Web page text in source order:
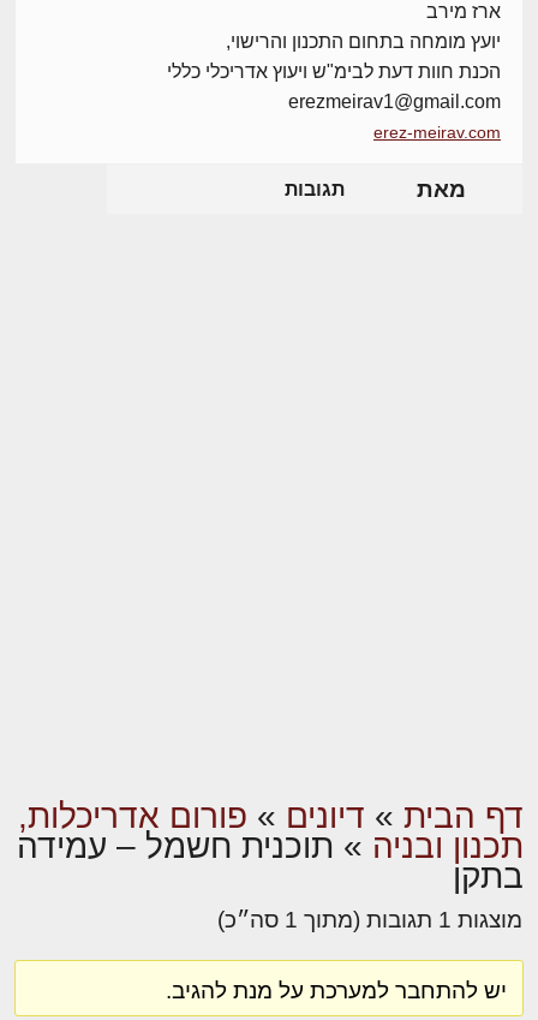
ארז מירב
יועץ מומחה בתחום התכנון והרישוי,
הכנת חוות דעת לבימ"ש ויעוץ אדריכלי כללי
erezmeirav1@gmail.com
erez-meirav.com
מאת תגובות
דף הבית » דיונים » פורום אדריכלות,
תכנון ובניה » תוכנית חשמל – עמידה
בתקן
מוצגות 1 תגובות (מתוך 1 סה״כ)
יש להתחבר למערכת על מנת להגיב.